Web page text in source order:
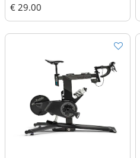
€ 29.00